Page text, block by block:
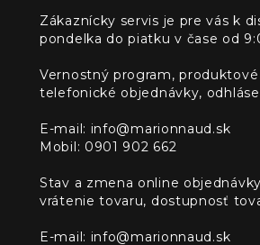
Zákaznícky servis je pre vás k
pondelka do piatku v čase od
Vernostný program,
telefonické objednávky,
E-mail: info@marionnaud.sk
Mobil: 0901 902 662
Stav a zmena online
vrátenie tovaru, dostupnosť
E-mail: info@marionnaud.sk